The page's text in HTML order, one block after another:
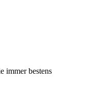
immer bestens